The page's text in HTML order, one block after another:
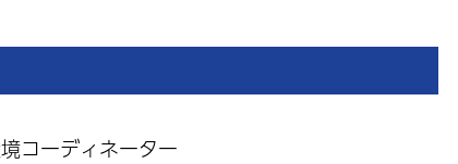
コーディネーター